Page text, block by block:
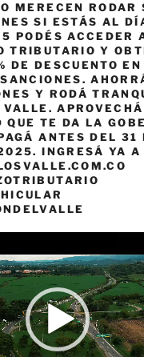
MERECEN RODAR
SI ESTÁS AL
PODÉS ACCEDER
TRIBUTARIO Y
DE DESCUENTO EN
Y RODÁ
QUE TE DA LA
ANTES DEL 31
INGRESÁ YA A